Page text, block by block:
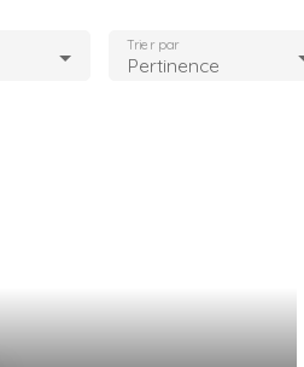
Pertinence
Trier par